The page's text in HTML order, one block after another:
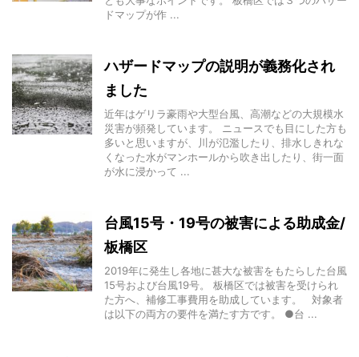
ドマップが作 ...
ハザードマップの説明が義務化され
ました
近年はゲリラ豪雨や大型台風、高潮などの大規模水
災害が頻発しています。 ニュースでも目にした方も
多いと思いますが、川が氾濫したり、排水しきれな
くなった水がマンホールから吹き出したり、街一面
が水に浸かって ...
台風15号・19号の被害による助成金/
板橋区
2019年に発生し各地に甚大な被害をもたらした台風
15号および台風19号。 板橋区では被害を受けられ
た方へ、補修工事費用を助成しています。 対象者
は以下の両方の要件を満たす方です。 ●台 ...